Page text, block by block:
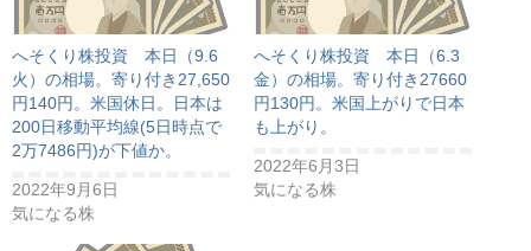
へそくり株投資 本日（9.6
火）の相場。寄り付き27,650
円140円。米国休日。日本は
200日移動平均線(5日時点で
2万7486円)が下値か。
2022年9月6日
気になる株
へそくり株投資 本日（6.3
金）の相場。寄り付き27660
円130円。米国上がりで日本
も上がり。
2022年6月3日
気になる株